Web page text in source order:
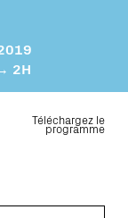
2H
Téléchargez le
programme